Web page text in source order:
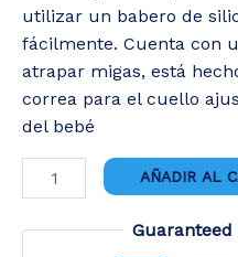
utilizar un babero de
fácilmente. Cuenta con
atrapar migas, está
correa para el cuello
del bebé
BABEROS
DE
SILICONA
AÑADIR AL
Guaranteed